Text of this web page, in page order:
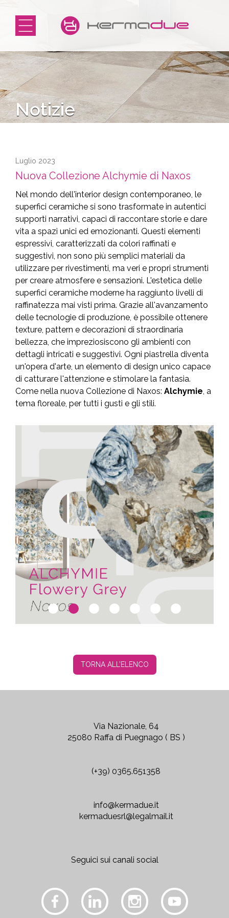
Notizie
Luglio 2023
Nuova Collezione Alchymie di Naxos
Nel mondo dell'interior design contemporaneo, le
superfici ceramiche si sono trasformate in autentici
supporti narrativi, capaci di raccontare storie e dare
vita a spazi unici ed emozionanti. Questi elementi
espressivi, caratterizzati da colori raffinati e
suggestivi, non sono più semplici materiali da
utilizzare per rivestimenti, ma veri e propri strumenti
per creare atmosfere e sensazioni. L'estetica delle
superfici ceramiche moderne ha raggiunto livelli di
raffinatezza mai visti prima. Grazie all'avanzamento
delle tecnologie di produzione, è possibile ottenere
texture, pattern e decorazioni di straordinaria
bellezza, che impreziosiscono gli ambienti con
dettagli intricati e suggestivi. Ogni piastrella diventa
un'opera d'arte, un elemento di design unico capace
di catturare l'attenzione e stimolare la fantasia.
Come nella nuova Collezione di Naxos: Alchymie, a
tema floreale, per tutti i gusti e gli stili.
TORNA ALL’ELENCO
Via Nazionale, 64
25080 Raffa di Puegnago ( BS )
(+39) 0365.651358
info@kermadue.it
kermaduesrl@legalmail.it
Seguici sui canali social